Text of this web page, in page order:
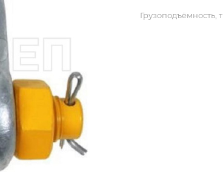
Грузоподъёмность, т